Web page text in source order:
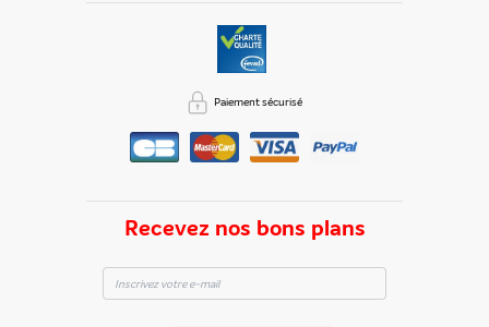
Recevez nos bons plans
Paiement sécurisé